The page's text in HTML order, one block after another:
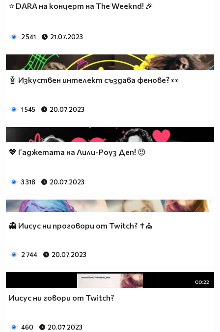
⭐ DARA на концерт на The Weeknd! 🎉
2 541 21.07.2023
🤖 Изкуствен интелект създава фенове? 👀
1 545 20.07.2023
💖 Гаджетата на Лили-Роуз Деп! 😍
3 318 20.07.2023
👻 Иисус ни проговори от Twitch? ✝⛪
2 744 20.07.2023
00:22
Иисус ни говори от Twitch?
460 20.07.2023